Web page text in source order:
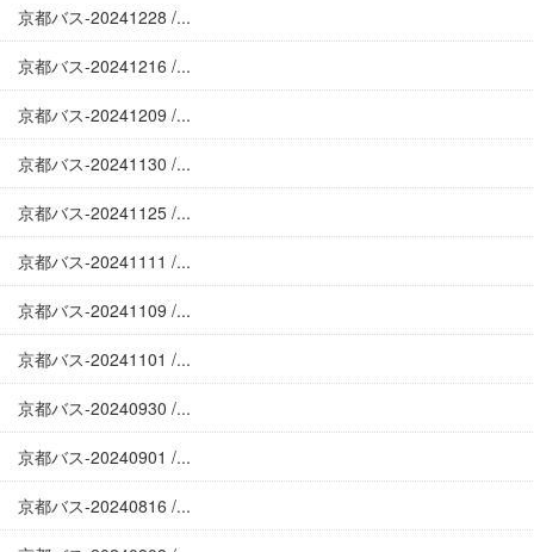
京都バス-20241228 /...
京都バス-20241216 /...
京都バス-20241209 /...
京都バス-20241130 /...
京都バス-20241125 /...
京都バス-20241111 /...
京都バス-20241109 /...
京都バス-20241101 /...
京都バス-20240930 /...
京都バス-20240901 /...
京都バス-20240816 /...